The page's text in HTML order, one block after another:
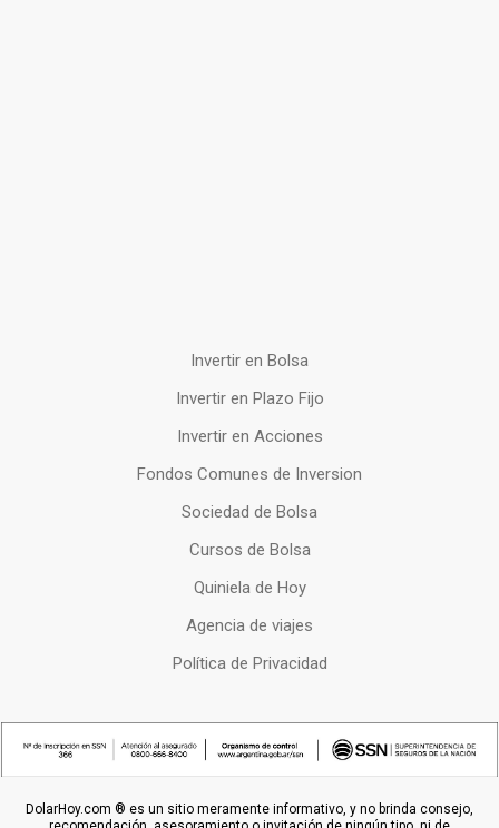
Invertir en Bolsa
Invertir en Plazo Fijo
Invertir en Acciones
Fondos Comunes de Inversion
Sociedad de Bolsa
Cursos de Bolsa
Quiniela de Hoy
Agencia de viajes
Política de Privacidad
DolarHoy.com ® es un sitio meramente informativo, y no brinda consejo,